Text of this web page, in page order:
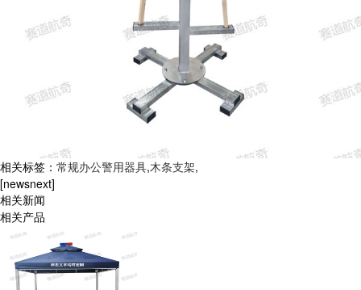
相关标签： 常规办公警用器具,木条支架,
[newsnext]
相关新闻
相关产品